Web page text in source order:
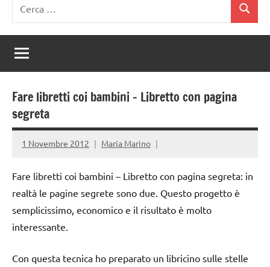
per:
Cerca
Fare libretti coi bambini – Libretto con pagina
segreta
1 Novembre 2012 Maria Marino
Fare libretti coi bambini – Libretto con pagina segreta: in
realtà le pagine segrete sono due. Questo progetto è
semplicissimo, economico e il risultato è molto
interessante.
Con questa tecnica ho preparato un libricino sulle stelle